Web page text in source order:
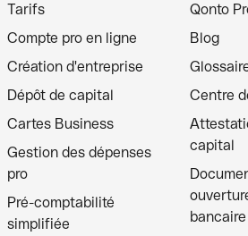
Tarifs
Compte pro en ligne
Création d'entreprise
Dépôt de capital
Cartes Business
Gestion des dépenses
pro
Pré-comptabilité
simplifiée
Qonto
Blog
Centre
capital